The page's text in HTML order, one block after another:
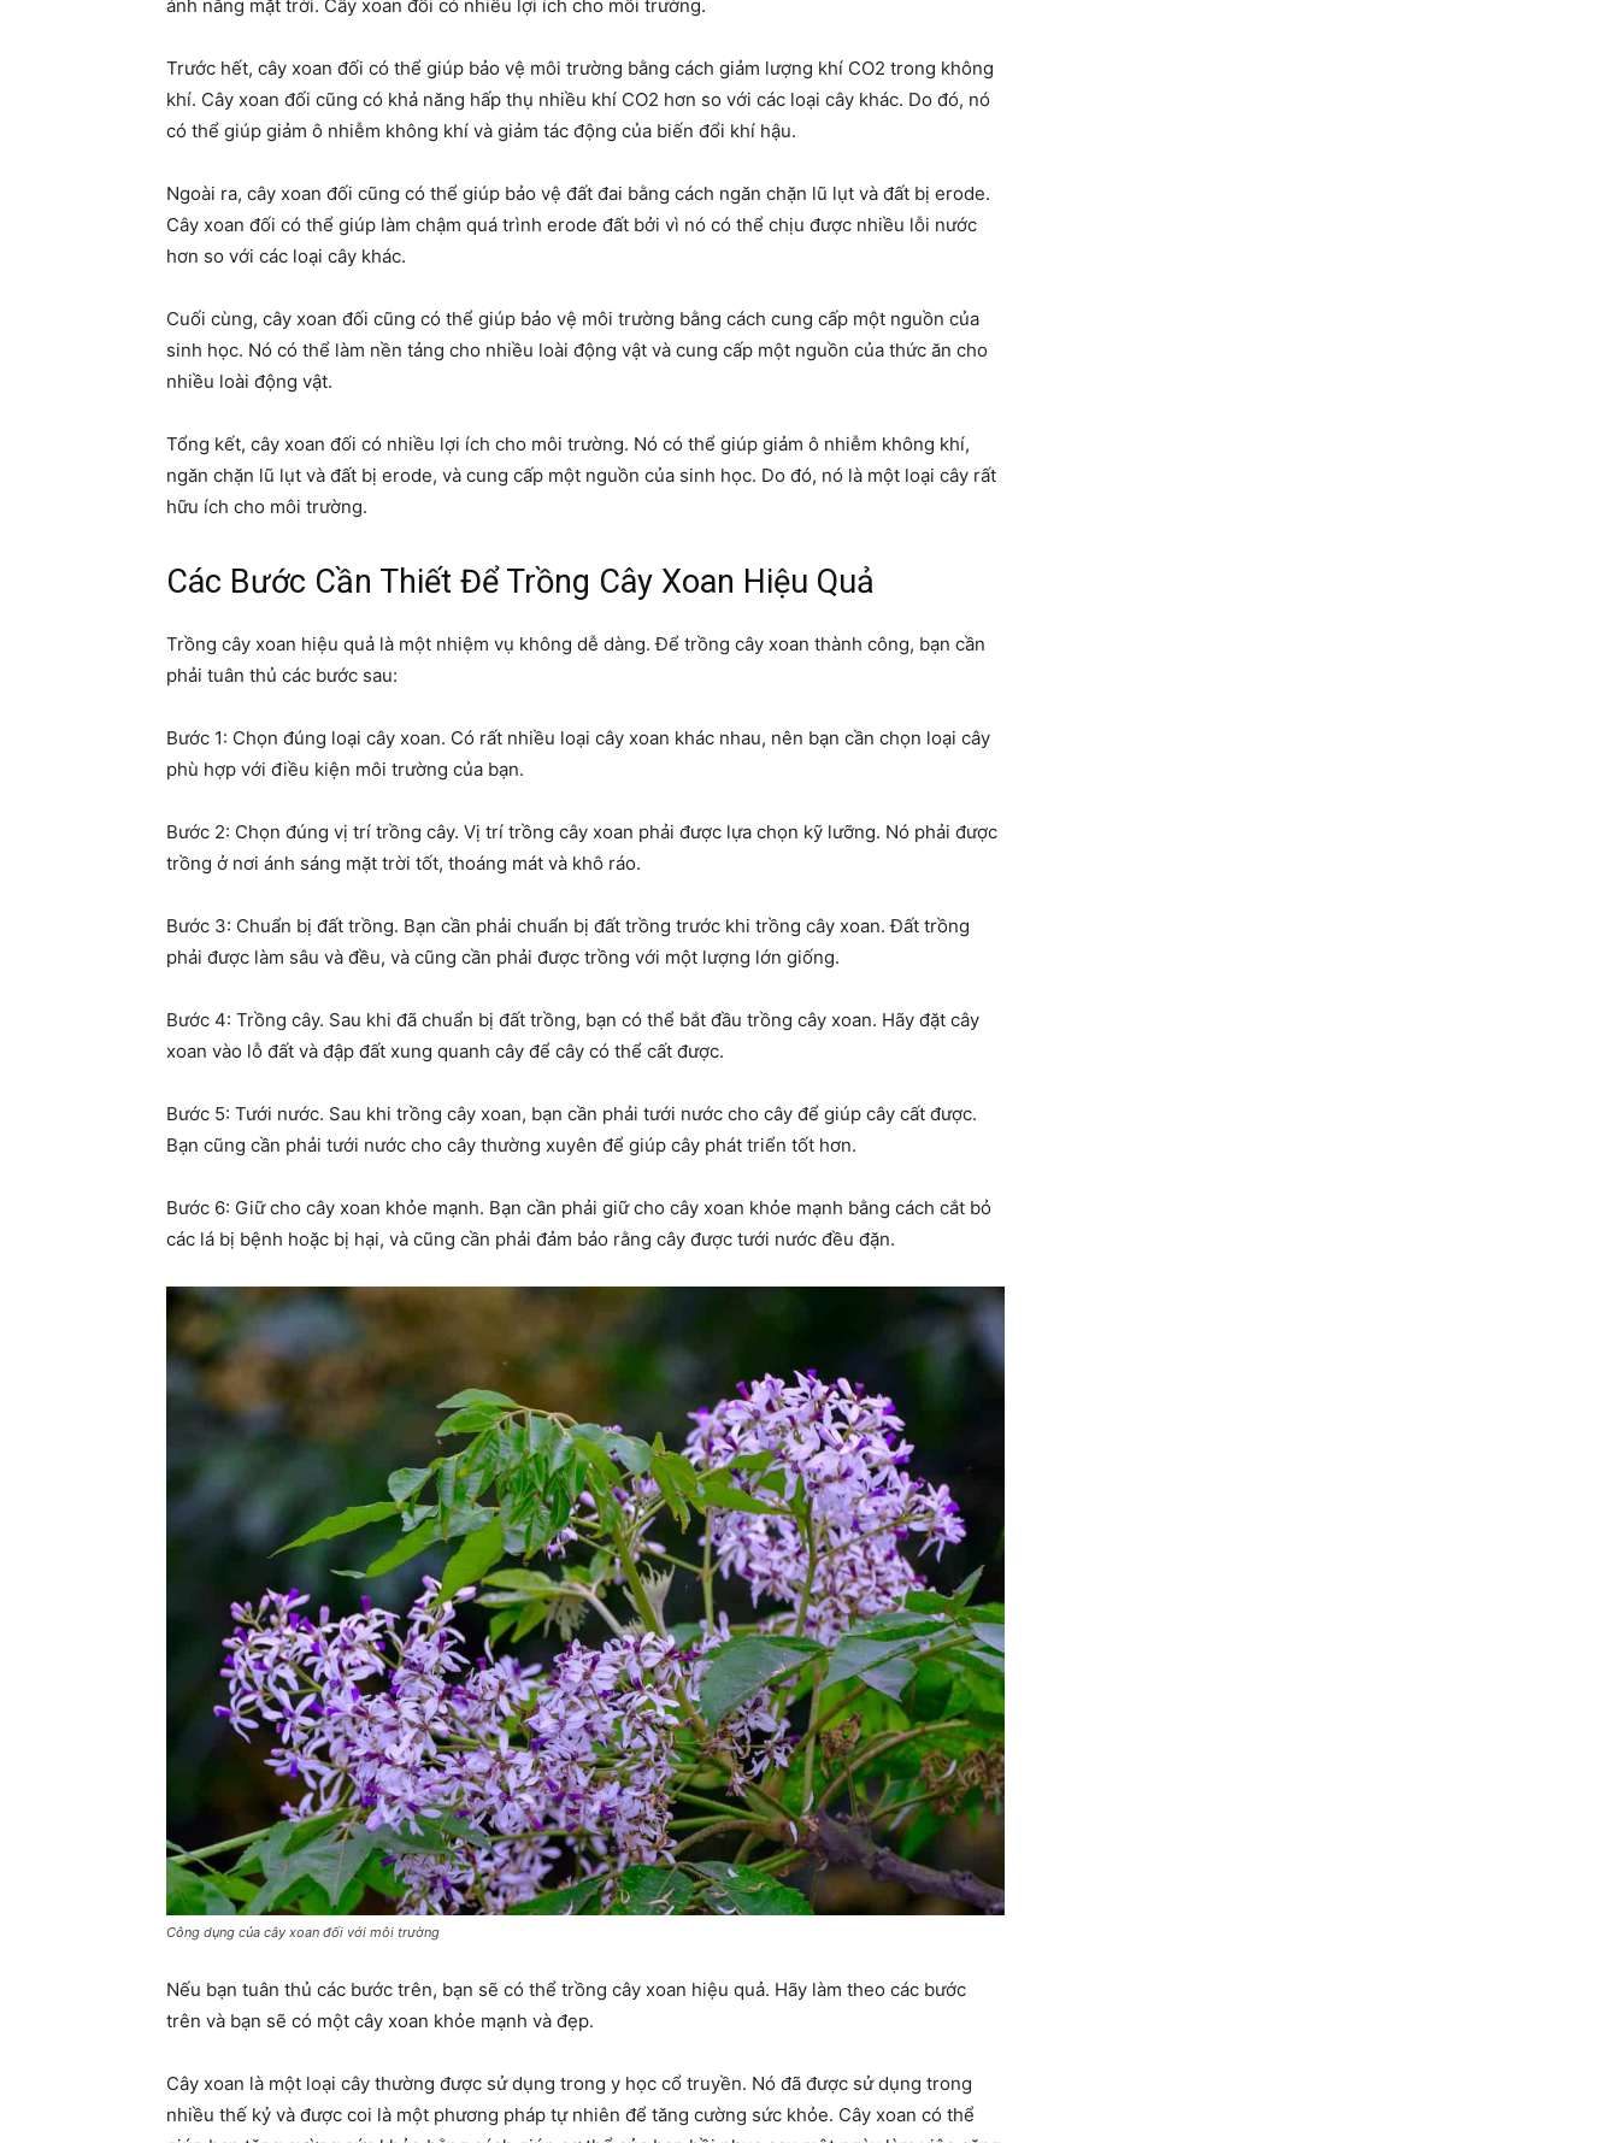
ánh nắng mặt trời. Cây xoan đối có nhiều lợi ích cho môi trường.
Trước hết, cây xoan đối có thể giúp bảo vệ môi trường bằng cách giảm lượng khí CO2 trong không
khí. Cây xoan đối cũng có khả năng hấp thụ nhiều khí CO2 hơn so với các loại cây khác. Do đó, nó
có thể giúp giảm ô nhiễm không khí và giảm tác động của biến đổi khí hậu.
Ngoài ra, cây xoan đối cũng có thể giúp bảo vệ đất đai bằng cách ngăn chặn lũ lụt và đất bị erode.
Cây xoan đối có thể giúp làm chậm quá trình erode đất bởi vì nó có thể chịu được nhiều lỗi nước
hơn so với các loại cây khác.
Cuối cùng, cây xoan đối cũng có thể giúp bảo vệ môi trường bằng cách cung cấp một nguồn của
sinh học. Nó có thể làm nền tảng cho nhiều loài động vật và cung cấp một nguồn của thức ăn cho
nhiều loài động vật.
Tổng kết, cây xoan đối có nhiều lợi ích cho môi trường. Nó có thể giúp giảm ô nhiễm không khí,
ngăn chặn lũ lụt và đất bị erode, và cung cấp một nguồn của sinh học. Do đó, nó là một loại cây rất
hữu ích cho môi trường.
Các Bước Cần Thiết Để Trồng Cây Xoan Hiệu Quả
Trồng cây xoan hiệu quả là một nhiệm vụ không dễ dàng. Để trồng cây xoan thành công, bạn cần
phải tuân thủ các bước sau:
Bước 1: Chọn đúng loại cây xoan. Có rất nhiều loại cây xoan khác nhau, nên bạn cần chọn loại cây
phù hợp với điều kiện môi trường của bạn.
Bước 2: Chọn đúng vị trí trồng cây. Vị trí trồng cây xoan phải được lựa chọn kỹ lưỡng. Nó phải được
trồng ở nơi ánh sáng mặt trời tốt, thoáng mát và khô ráo.
Bước 3: Chuẩn bị đất trồng. Bạn cần phải chuẩn bị đất trồng trước khi trồng cây xoan. Đất trồng
phải được làm sâu và đều, và cũng cần phải được trồng với một lượng lớn giống.
Bước 4: Trồng cây. Sau khi đã chuẩn bị đất trồng, bạn có thể bắt đầu trồng cây xoan. Hãy đặt cây
xoan vào lỗ đất và đập đất xung quanh cây để cây có thể cất được.
Bước 5: Tưới nước. Sau khi trồng cây xoan, bạn cần phải tưới nước cho cây để giúp cây cất được.
Bạn cũng cần phải tưới nước cho cây thường xuyên để giúp cây phát triển tốt hơn.
Bước 6: Giữ cho cây xoan khỏe mạnh. Bạn cần phải giữ cho cây xoan khỏe mạnh bằng cách cắt bỏ
các lá bị bệnh hoặc bị hại, và cũng cần phải đảm bảo rằng cây được tưới nước đều đặn.
Công dụng của cây xoan đối với môi trường
Nếu bạn tuân thủ các bước trên, bạn sẽ có thể trồng cây xoan hiệu quả. Hãy làm theo các bước
trên và bạn sẽ có một cây xoan khỏe mạnh và đẹp.
Cây xoan là một loại cây thường được sử dụng trong y học cổ truyền. Nó đã được sử dụng trong
nhiều thế kỷ và được coi là một phương pháp tự nhiên để tăng cường sức khỏe. Cây xoan có thể